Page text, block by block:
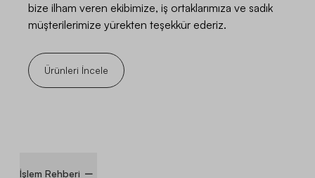
bize ilham veren ekibimize, iş ortaklarımıza ve sadık
müşterilerimize yürekten teşekkür ederiz.
Ürünleri İncele
İşlem Rehberi